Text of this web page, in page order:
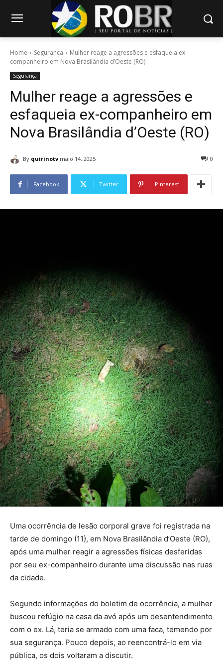
Home Segurança
Mulher reage a agressões e esfaqueia ex-
companheiro em Nova Brasilândia d’Oeste (RO)
Segurança
Mulher reage a agressões e
esfaqueia ex-companheiro em
Nova Brasilândia d’Oeste (RO)
By quirinotv maio 14, 2025 0
Facebook Twitter Pinterest
Uma ocorrência de lesão corporal grave foi registrada na
tarde de domingo (11), em Nova Brasilândia d’Oeste (RO),
após uma mulher reagir a agressões físicas desferidas
por seu ex-companheiro durante uma discussão nas ruas
da cidade.
Segundo informações do boletim de ocorrência, a mulher
buscou refúgio na casa da avó após um desentendimento
com o ex. Lá, teria se armado com uma faca, temendo por
sua segurança. Pouco depois, ao reencontrá-lo em via
pública, os dois voltaram a discutir.